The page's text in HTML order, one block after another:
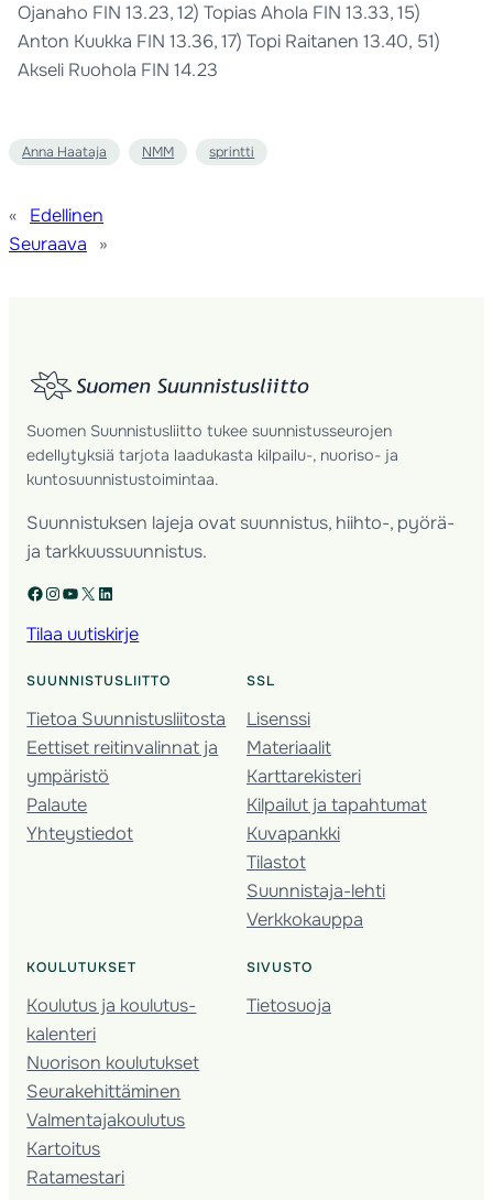
Ojanaho FIN 13.23, 12) Topias Ahola FIN 13.33, 15)
Anton Kuukka FIN 13.36, 17) Topi Raitanen 13.40, 51)
Akseli Ruohola FIN 14.23
Anna Haataja NMM sprintti
«
Edellinen
Seuraava
»
Suomen Suunnistusliitto tukee suunnistusseurojen
edellytyksiä tarjota laadukasta kilpailu-, nuoriso- ja
kuntosuunnistustoimintaa.
Suunnistuksen lajeja ovat suunnistus, hiihto-, pyörä-
ja tarkkuussuunnistus.
Facebook Instagram YouTube X LinkedIn
Tilaa uutiskirje
SUUNNISTUSLIITTO
Tietoa Suunnistusliitosta
Eettiset reitinvalinnat ja
ympäristö
Palaute
Yhteystiedot
SSL
Lisenssi
Materiaalit
Karttarekisteri
Kilpailut ja tapahtumat
Kuvapankki
Tilastot
Suunnistaja-lehti
Verkkokauppa
KOULUTUKSET
Koulutus ja koulutus­
kalenteri
Nuorison koulutukset
Seura­kehittäminen
Valmentaja­koulutus
Kartoitus
Ratamestari
SIVUSTO
Tietosuoja